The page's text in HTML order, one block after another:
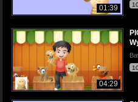
01:39
04:29